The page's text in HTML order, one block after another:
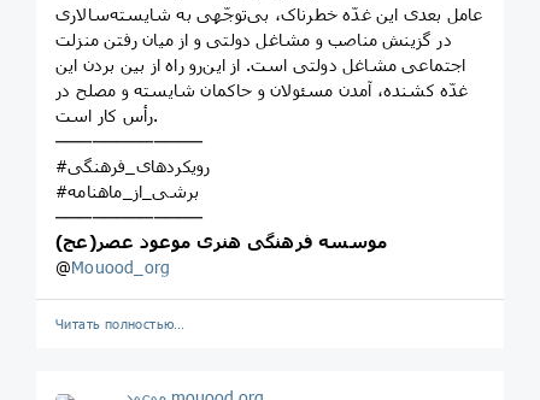
عامل بعدی این غدّه خطرناک، بی‌توجّهی به شایسته‌سالاری
در گزینش مناصب و مشاغل دولتی و از میان رفتن منزلت
اجتماعی مشاغل دولتی است. از این‌رو راه از بین بردن این
غدّه کشنده، آمدن مسئولان و حاکمان شایسته و مصلح در
رأس کار است.
────────────
#رویکردهای_فرهنگی
#برشی_از_ماهنامه
────────────
موسسه فرهنگی هنری موعود عصر(عج)
@Mouood_org
Читать полностью…